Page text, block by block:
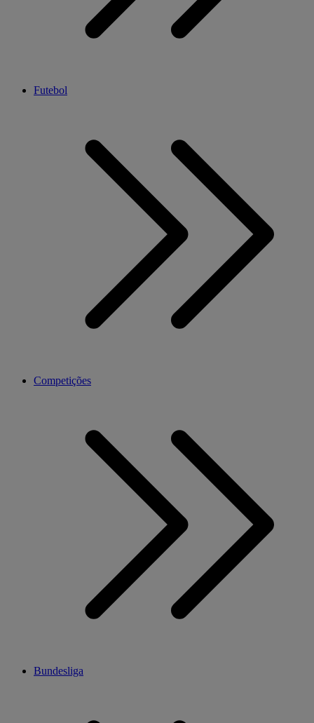
Futebol
Competições
Bundesliga